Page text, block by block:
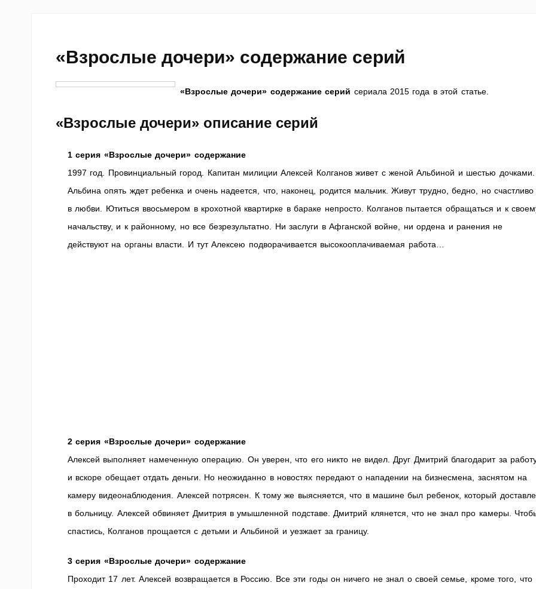
«Взрослые дочери» содержание серий
«Взрослые дочери» содержание серий сериала 2015 года в этой статье.
«Взрослые дочери» описание серий
1 серия «Взрослые дочери» содержание
1997 год. Провинциальный город. Капитан милиции Алексей Колганов живет с женой Альбиной и шестью дочками.
Альбина опять ждет ребенка и очень надеется, что, наконец, родится мальчик. Живут трудно, бедно, но
в любви. Ютиться ввосьмером в крохотной квартирке в бараке непросто. Колганов пытается обращаться и к
начальству, и к районному, но все безрезультатно. Ни заслуги в Афганской войне, ни ордена и ранения не
действуют на органы власти. И тут Алексею подворачивается высокооплачиваемая работа…
2 серия «Взрослые дочери» содержание
Алексей выполняет намеченную операцию. Он уверен, что его никто не видел. Друг Дмитрий благодарит за
и вскоре обещает отдать деньги. Но неожиданно в новостях передают о нападении на бизнесмена, заснятом на
камеру видеонаблюдения. Алексей потрясен. К тому же выясняется, что в машине был ребенок, который
в больницу. Алексей обвиняет Дмитрия в умышленной подставе. Дмитрий клянется, что не знал про камеры.
спастись, Колганов прощается с детьми и Альбиной и уезжает за границу.
3 серия «Взрослые дочери» содержание
Проходит 17 лет. Алексей возвращается в Россию. Все эти годы он ничего не знал о своей семье, кроме того, что